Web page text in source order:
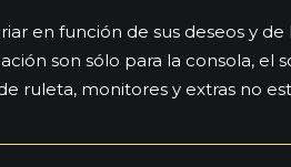
en función de sus deseos y
son sólo para la consola, el
ruleta, monitores y extras no